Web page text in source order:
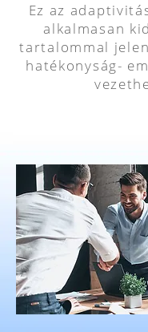
Ez az
alkalmasan
tartalommal
hatékonyság-